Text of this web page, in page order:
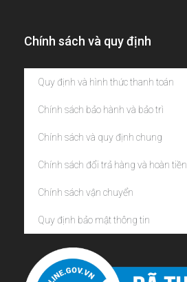
Chính sách và quy định
Quy định và hình thức thanh toán
Chính sách bảo hành và bảo trì
Chính sách và quy định chung
Chính sách đổi trả hàng và hoàn tiền
Chính sách vận chuyển
Quy định bảo mật thông tin